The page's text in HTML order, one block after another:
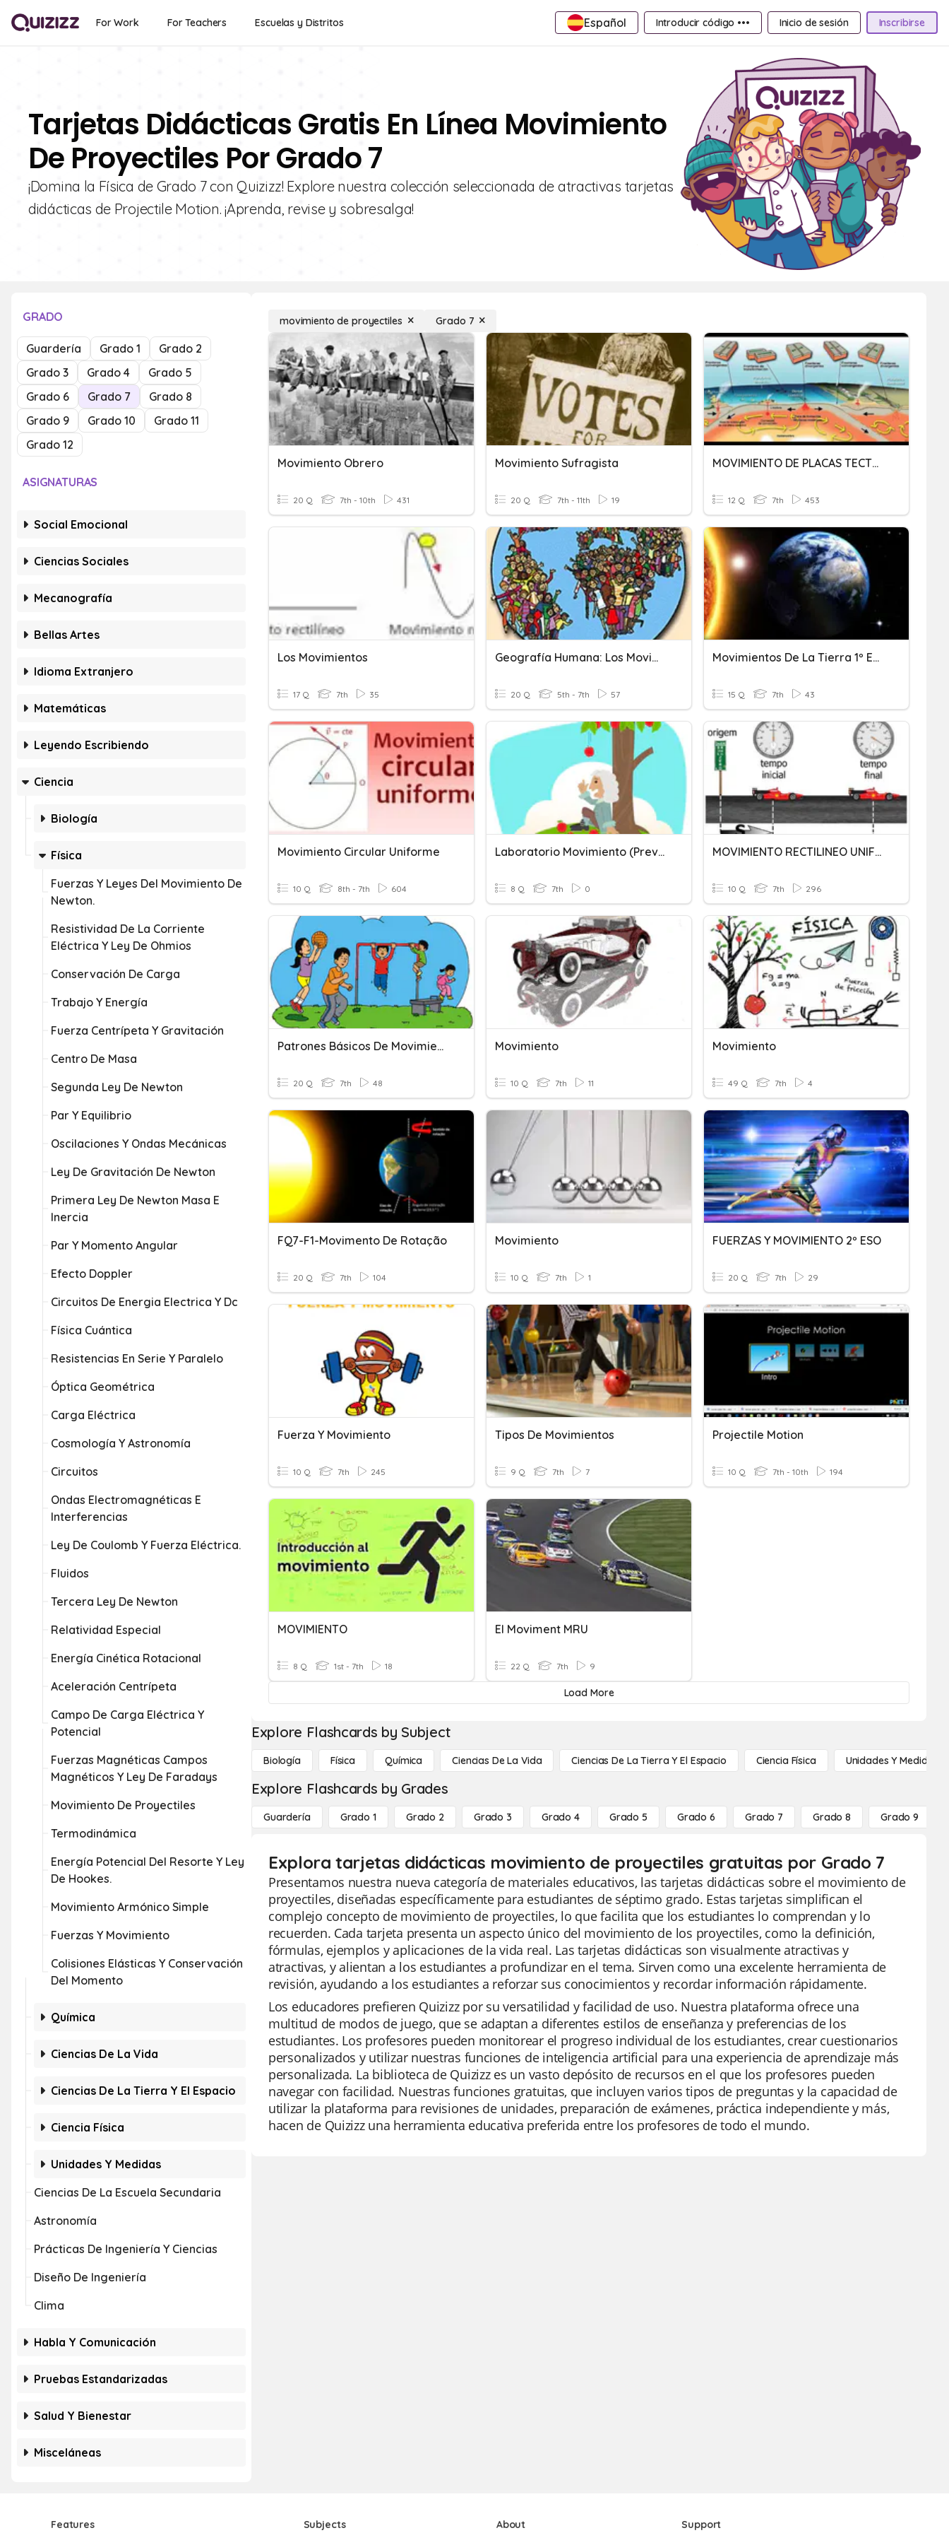
For Work For Teachers Escuelas y Distritos Español Introducir código ••• Inicio de sesión Inscribirse
Tarjetas Didácticas Gratis En Línea Movimiento
De Proyectiles Por Grado 7
¡Domina la Física de Grado 7 con Quizizz! Explore nuestra colección seleccionada de atractivas tarjetas
didácticas de Projectile Motion. ¡Aprenda, revise y sobresalga!
GRADO
Guardería Grado 1
Grado 2
Grado 3
Grado 4
Grado 5
Grado 6
Grado 7
Grado 8
Grado 9
Grado 10
Grado 11
Grado 12
ASIGNATURAS
Social Emocional
Ciencias Sociales
Mecanografía
Bellas Artes
Idioma Extranjero
Matemáticas
Leyendo Escribiendo
Ciencia
Biología
Física
Fuerzas Y Leyes Del Movimiento De
Newton.
Resistividad De La Corriente
Eléctrica Y Ley De Ohmios
Conservación De Carga
Trabajo Y Energía
Fuerza Centrípeta Y Gravitación
Centro De Masa
Segunda Ley De Newton
Par Y Equilibrio
Oscilaciones Y Ondas Mecánicas
Ley De Gravitación De Newton
Primera Ley De Newton Masa E
Inercia
Par Y Momento Angular
Efecto Doppler
Circuitos De Energia Electrica Y Dc
Física Cuántica
Resistencias En Serie Y Paralelo
Óptica Geométrica
Carga Eléctrica
Cosmología Y Astronomía
Circuitos
Ondas Electromagnéticas E
Interferencias
Ley De Coulomb Y Fuerza Eléctrica.
Fluidos
Tercera Ley De Newton
Relatividad Especial
Energía Cinética Rotacional
Aceleración Centrípeta
Campo De Carga Eléctrica Y
Potencial
Fuerzas Magnéticas Campos
Magnéticos Y Ley De Faradays
Movimiento De Proyectiles
Termodinámica
Energía Potencial Del Resorte Y Ley
De Hookes.
Movimiento Armónico Simple
Fuerzas Y Movimiento
Colisiones Elásticas Y Conservación
Del Momento
Química
Ciencias De La Vida
Ciencias De La Tierra Y El Espacio
Ciencia Física
Unidades Y Medidas
Ciencias De La Escuela Secundaria
Astronomía
Prácticas De Ingeniería Y Ciencias
Diseño De Ingeniería
Clima
Habla Y Comunicación
Pruebas Estandarizadas
Salud Y Bienestar
Misceláneas
movimiento de proyectiles Grado 7
Movimiento Obrero
20 Q 7th - 10th 431
Movimiento Sufragista
20 Q 7th - 11th 19
MOVIMIENTO DE PLACAS TECTÓNICAS
12 Q 7th 453
Los Movimientos
17 Q 7th 35
Geografía Humana: Los Movimientos De La Población
20 Q 5th - 7th 57
Movimientos De La Tierra 1º ESO
15 Q 7th 43
Movimiento Circular Uniforme
10 Q 8th - 7th 604
Laboratorio Movimiento (previo)
8 Q 7th 0
MOVIMIENTO RECTILINEO UNIFORME
10 Q 7th 296
Patrones Básicos De Movimiento
20 Q 7th 48
Movimiento
10 Q 7th 11
Movimiento
49 Q 7th 4
FQ7-F1-Movimento De Rotação
20 Q 7th 104
Movimiento
10 Q 7th 1
FUERZAS Y MOVIMIENTO 2º ESO
20 Q 7th 29
Fuerza Y Movimiento
10 Q 7th 245
Tipos De Movimientos
9 Q 7th 7
Projectile Motion
10 Q 7th - 10th 194
MOVIMIENTO
8 Q 1st - 7th 18
El Moviment MRU
22 Q 7th 9
Load More
Explore Flashcards by Subject
Biología Física Química Ciencias De La Vida Ciencias De La Tierra Y El Espacio Ciencia Física Unidades Y Medidas
Explore Flashcards by Grades
Guardería Grado 1 Grado 2 Grado 3 Grado 4 Grado 5 Grado 6 Grado 7 Grado 8 Grado 9
Explora tarjetas didácticas movimiento de proyectiles gratuitas por Grado 7
Presentamos nuestra nueva categoría de materiales educativos, las tarjetas didácticas sobre el movimiento de
proyectiles, diseñadas específicamente para estudiantes de séptimo grado. Estas tarjetas simplifican el
complejo concepto de movimiento de proyectiles, lo que facilita que los estudiantes lo comprendan y lo
recuerden. Cada tarjeta presenta un aspecto único del movimiento de los proyectiles, como la definición,
fórmulas, ejemplos y aplicaciones de la vida real. Las tarjetas didácticas son visualmente atractivas y
atractivas, y alientan a los estudiantes a profundizar en el tema. Sirven como una excelente herramienta de
revisión, ayudando a los estudiantes a reforzar sus conocimientos y recordar información rápidamente.
Los educadores prefieren Quizizz por su versatilidad y facilidad de uso. Nuestra plataforma ofrece una
multitud de modos de juego, que se adaptan a diferentes estilos de enseñanza y preferencias de los
estudiantes. Los profesores pueden monitorear el progreso individual de los estudiantes, crear cuestionarios
personalizados y utilizar nuestras funciones de inteligencia artificial para una experiencia de aprendizaje más
personalizada. La biblioteca de Quizizz es un vasto depósito de recursos en el que los profesores pueden
navegar con facilidad. Nuestras funciones gratuitas, que incluyen varios tipos de preguntas y la capacidad de
utilizar la plataforma para revisiones de unidades, preparación de exámenes, práctica independiente y más,
hacen de Quizizz una herramienta educativa preferida entre los profesores de todo el mundo.
Features Subjects About Support